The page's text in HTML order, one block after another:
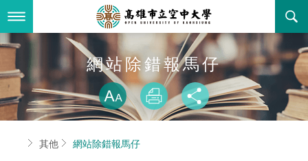
到
要
內最新消息
全部公告
教務公告
學系公告
關於本校
空大簡介
立案證明
本校位置
行政單位
行政單位簡介
學術單位
網站除錯報馬仔
略過字型切
放大
列印 分享
首頁其他 網站除錯報馬仔